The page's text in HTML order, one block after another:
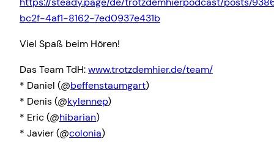
bc2f-4af1-8162-7ed0937e431b
Viel Spaß beim Hören!
Das Team TdH:www.trotzdemhier.de/team/
* Daniel (@beffenstaumgart)
* Denis (@kylennep)
* Eric (@hibarian)
* Javier (@colonia)